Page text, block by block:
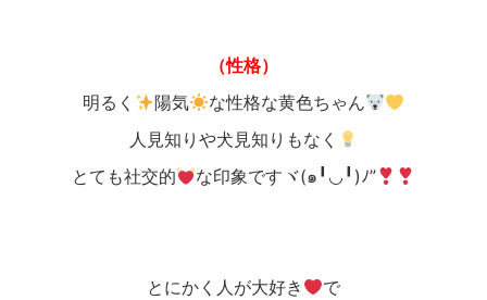
（性格）
明るく
陽気
な性格な黄色ちゃん
人見知りや犬見知りもなく
とても社交的
な印象ですヾ(๑╹◡╹)ﾉ”
とにかく人が大好き
で